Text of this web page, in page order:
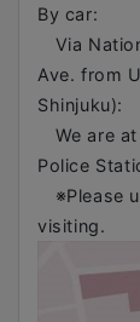
By car:
Via
Ave. from
Shinjuku):
We are
Police
※Please
visiting.